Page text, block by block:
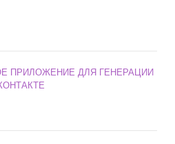
ПРИЛОЖЕНИЕ ДЛЯ ГЕНЕРАЦИИ